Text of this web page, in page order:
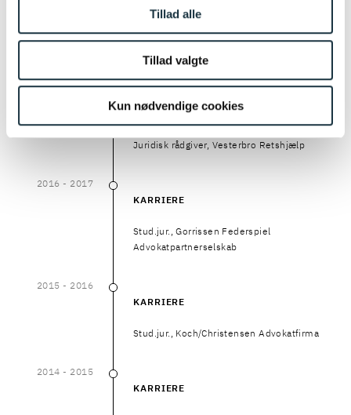
Tillad alle
Tillad valgte
Kun nødvendige cookies
Cand.jur., Københavns Universitet
Juridisk rådgiver, Vesterbro Retshjælp
2016 - 2017
KARRIERE
Stud.jur., Gorrissen Federspiel
Advokatpartnerselskab
2015 - 2016
KARRIERE
Stud.jur., Koch/Christensen Advokatfirma
2014 - 2015
KARRIERE